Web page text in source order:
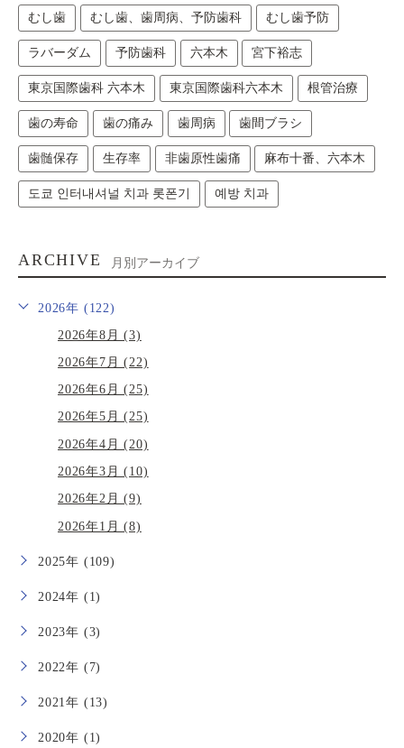
むし歯 むし歯、歯周病、予防歯科 むし歯予防
ラバーダム 予防歯科 六本木 宮下裕志
東京国際歯科 六本木 東京国際歯科六本木 根管治療
歯の寿命 歯の痛み 歯周病 歯間ブラシ
歯髄保存 生存率 非歯原性歯痛 麻布十番、六本木
도쿄 인터내셔널 치과 롯폰기 예방 치과
ARCHIVE 月別アーカイブ
2026年 (122)
2026年8月 (3)
2026年7月 (22)
2026年6月 (25)
2026年5月 (25)
2026年4月 (20)
2026年3月 (10)
2026年2月 (9)
2026年1月 (8)
2025年 (109)
2024年 (1)
2023年 (3)
2022年 (7)
2021年 (13)
2020年 (1)